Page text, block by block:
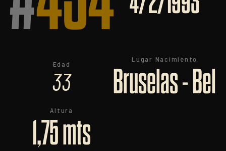
Edad
33
Lugar Nacimiento
Bruselas - Bel
Altura
1,75 mts